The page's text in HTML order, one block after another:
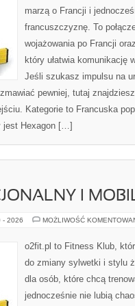
marzą o Francji i
francuszczyznę. To
wojażowania po Francji
który ułatwia komunikację
Jeśli szukasz impulsu na
pewniej, tutaj
Kategorie to Francuska
jest Hexagon […]
I
- 2026 MOŻLIWOŚĆ
o2fit.pl to Fitness Klub,
do zmiany sylwetki i stylu
dla osób, które chcą
jednocześnie nie lubią